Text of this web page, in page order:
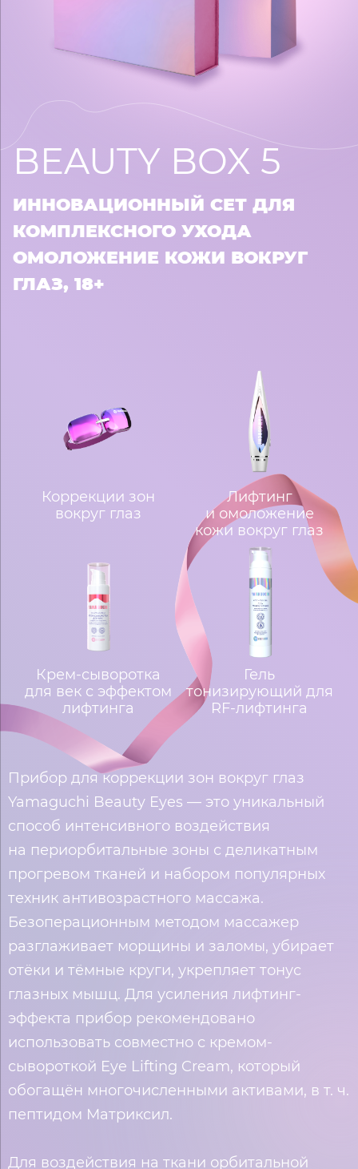
BEAUTY BOX 5
ИННОВАЦИОННЫЙ СЕТ ДЛЯ
КОМПЛЕКСНОГО УХОДА
ОМОЛОЖЕНИЕ КОЖИ ВОКРУГ
ГЛАЗ, 18+
Коррекции зон
вокруг глаз
Лифтинг
и омоложение
кожи вокруг глаз
Крем-сыворотка
для век с эффектом
лифтинга
Гель
тонизирующий для
RF-лифтинга
Прибор для коррекции зон вокруг глаз
Yamaguchi Beauty Eyes — это уникальный
способ интенсивного воздействия
на периорбитальные зоны с деликатным
прогревом тканей и набором популярных
техник антивозрастного массажа.
Безоперационным методом массажер
разглаживает морщины и заломы, убирает
отёки и тёмные круги, укрепляет тонус
глазных мышц. Для усиления лифтинг-
эффекта прибор рекомендовано
использовать совместно с кремом-
сывороткой Eye Lifting Cream, который
обогащён многочисленными активами, в т. ч.
пептидом Матриксил.
Для воздействия на ткани орбитальной